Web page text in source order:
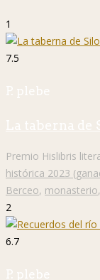
1
7.5
P. plebe
La taberna de
Premio Hislibris
histórica 2023
Berceo, monasterio,
2
6.7
P. plebe